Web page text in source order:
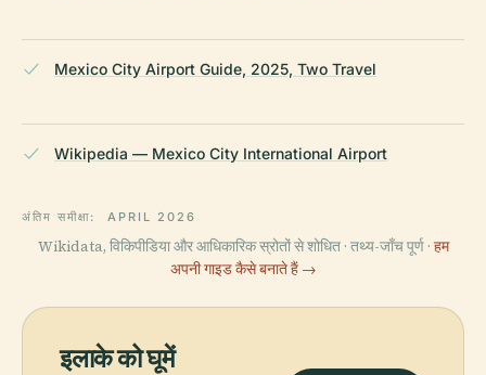
Mexico City Airport Guide, 2025, Two Travel
Wikipedia — Mexico City International Airport
अंतिम समीक्षा: APRIL 2026
Wikidata, विकिपीडिया और आधिकारिक स्रोतों से शोधित · तथ्य-जाँच पूर्ण · हम
अपनी गाइड कैसे बनाते हैं →
इलाके को घूमें